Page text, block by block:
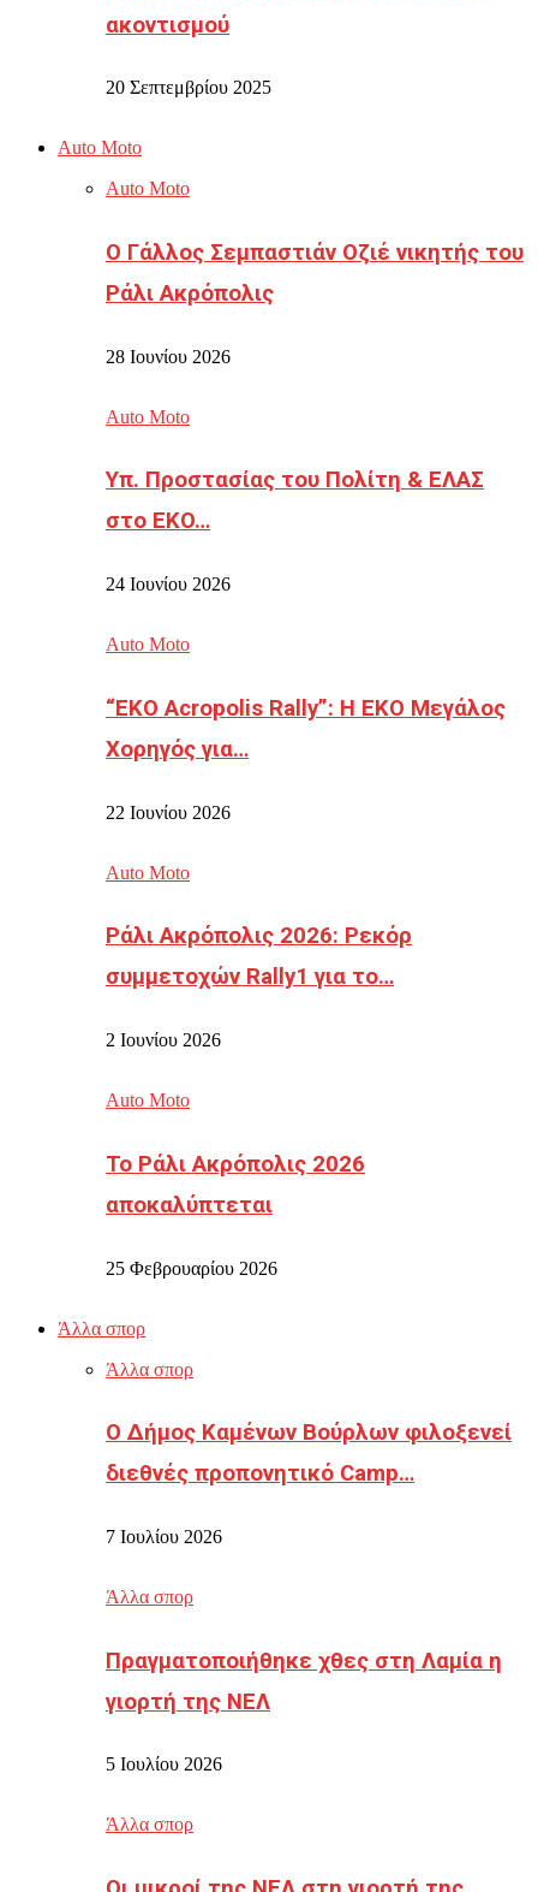
ακοντισμού
20 Σεπτεμβρίου 2025
Auto Moto
Auto Moto
Ο Γάλλος Σεμπαστιάν Οζιέ νικητής του
Ράλι Ακρόπολις
28 Ιουνίου 2026
Auto Moto
Υπ. Προστασίας του Πολίτη & ΕΛΑΣ
στο EKO…
24 Ιουνίου 2026
Auto Moto
“EKO Acropolis Rally”: Η ΕΚΟ Μεγάλος
Χορηγός για…
22 Ιουνίου 2026
Auto Moto
Ράλι Ακρόπολις 2026: Ρεκόρ
συμμετοχών Rally1 για το…
2 Ιουνίου 2026
Auto Moto
Το Ράλι Ακρόπολις 2026
αποκαλύπτεται
25 Φεβρουαρίου 2026
Άλλα σπορ
Άλλα σπορ
Ο Δήμος Καμένων Βούρλων φιλοξενεί
διεθνές προπονητικό Camp…
7 Ιουλίου 2026
Άλλα σπορ
Πραγματοποιήθηκε χθες στη Λαμία η
γιορτή της ΝΕΛ
5 Ιουλίου 2026
Άλλα σπορ